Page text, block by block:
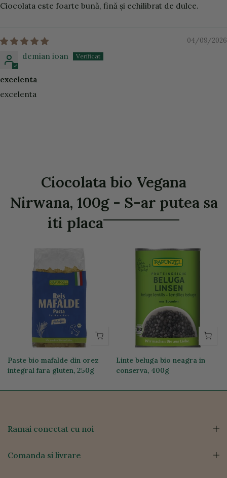
Ciocolata este foarte bună, fină și echilibrat de dulce.
04/09/2026
demian ioan
excelenta
excelenta
Ciocolata bio Vegana
Nirwana, 100g - S-ar putea sa
iti placa
Paste bio mafalde din orez
integral fara gluten, 250g
Linte beluga bio neagra in
conserva, 400g
Ramai conectat cu noi
Comanda si livrare